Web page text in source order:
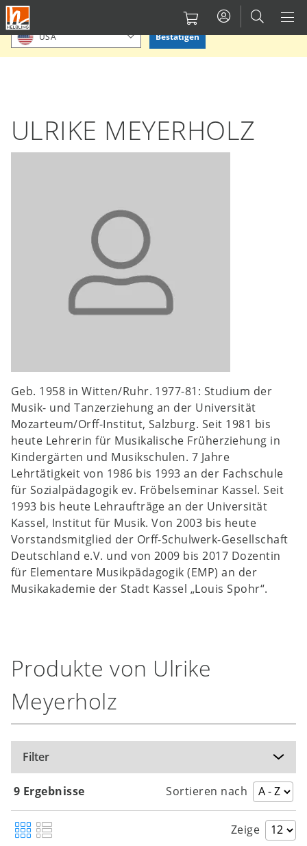
Direkt
zum
Inhalt
Bitte Standort bestätigen oder einen anderen auswählen.
USA Bestätigen
ULRIKE MEYERHOLZ
Geb. 1958 in Witten/Ruhr. 1977-81: Studium der
Musik- und Tanzerziehung an der Universität
Mozarteum/Orff-Institut, Salzburg. Seit 1981 bis
heute Lehrerin für Musikalische Früherziehung in
Kindergärten und Musikschulen. 7 Jahre
Lehrtätigkeit von 1986 bis 1993 an der Fachschule
für Sozialpädagogik ev. Fröbelseminar Kassel. Seit
1993 bis heute Lehraufträge an der Universität
Kassel, Institut für Musik. Von 2003 bis heute
Vorstandsmitglied der Orff-Schulwerk-Gesellschaft
Deutschland e.V. und von 2009 bis 2017 Dozentin
für Elementare Musikpädagogik (EMP) an der
Musikakademie der Stadt Kassel „Louis Spohr“.
Produkte von Ulrike
Meyerholz
Filter
9 Ergebnisse Sortieren nach
Zeige